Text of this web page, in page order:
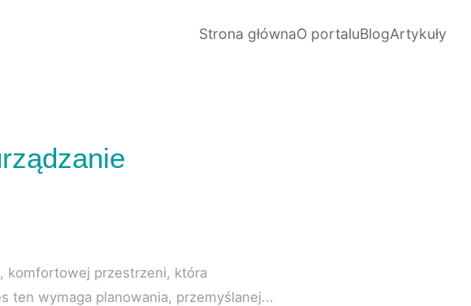
Strona głównaO portaluBlogArtykuły
komfortowej przestrzeni, która
ten wymaga planowania, przemyślanej...